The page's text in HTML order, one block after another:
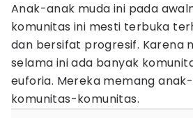
Anak-anak muda ini pada
komunitas ini mesti terbuka
dan bersifat progresif. Karena
selama ini ada banyak
euforia. Mereka memang
komunitas-komunitas.